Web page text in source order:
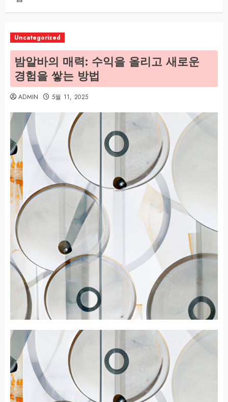
Uncategorized
밤알바의 매력: 수익을 올리고 새로운
경험을 쌓는 방법
ADMIN 5월 11, 2025